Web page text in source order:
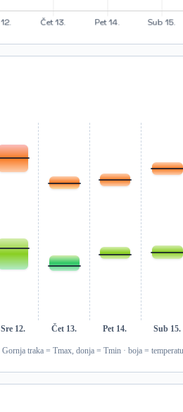
Sre 12. Čet 13. Pet 14. Sub 15.
Gornja traka = Tmax, donja = Tmin · boja =